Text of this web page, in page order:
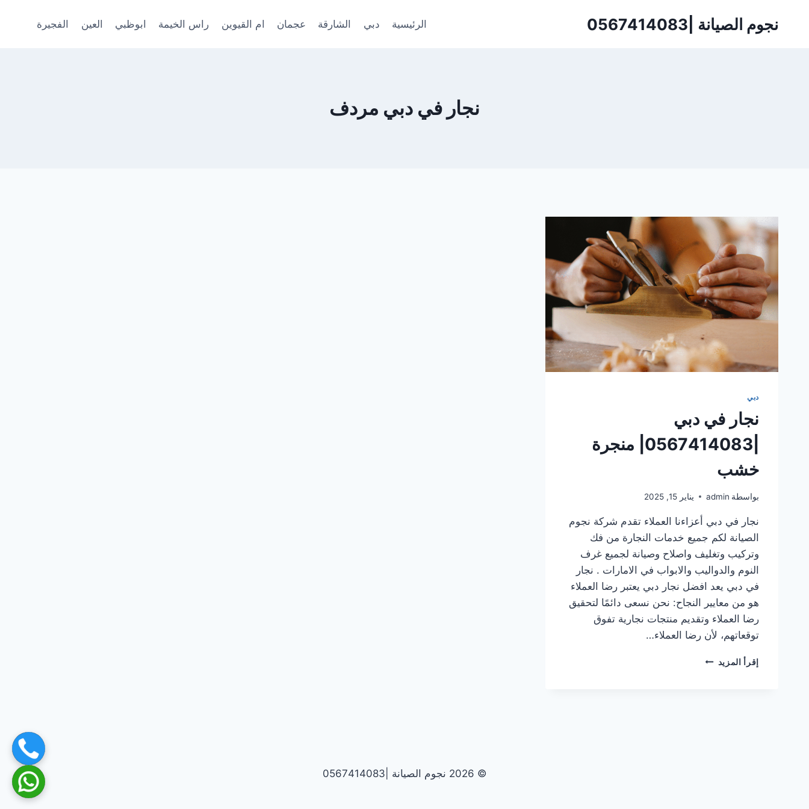
نجوم الصيانة |0567414083 الرئيسية دبي الشارقة عجمان ام القيوين راس الخيمة ابوظبي العين الفجيرة
نجار في دبي مردف
دبي
نجار في دبي
|0567414083| منجرة
خشب
بواسطة admin يناير 15, 2025
نجار في دبي أعزاءنا العملاء تقدم شركة نجوم
الصيانة لكم جميع خدمات النجارة من فك
وتركيب وتغليف واصلاح وصيانة لجميع غرف
النوم والدواليب والابواب في الامارات . نجار
في دبي يعد افضل نجار دبي يعتبر رضا العملاء
هو من معايير النجاح: نحن نسعى دائمًا لتحقيق
رضا العملاء وتقديم منتجات نجارية تفوق
توقعاتهم، لأن رضا العملاء…
إقرأ المزيد نجار
© 2026 نجوم الصيانة |0567414083